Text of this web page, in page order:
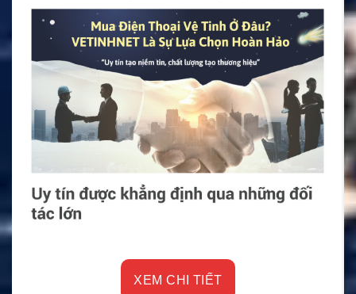
XEM CHI TIẾT